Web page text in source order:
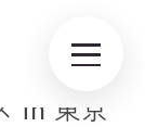
in 東京